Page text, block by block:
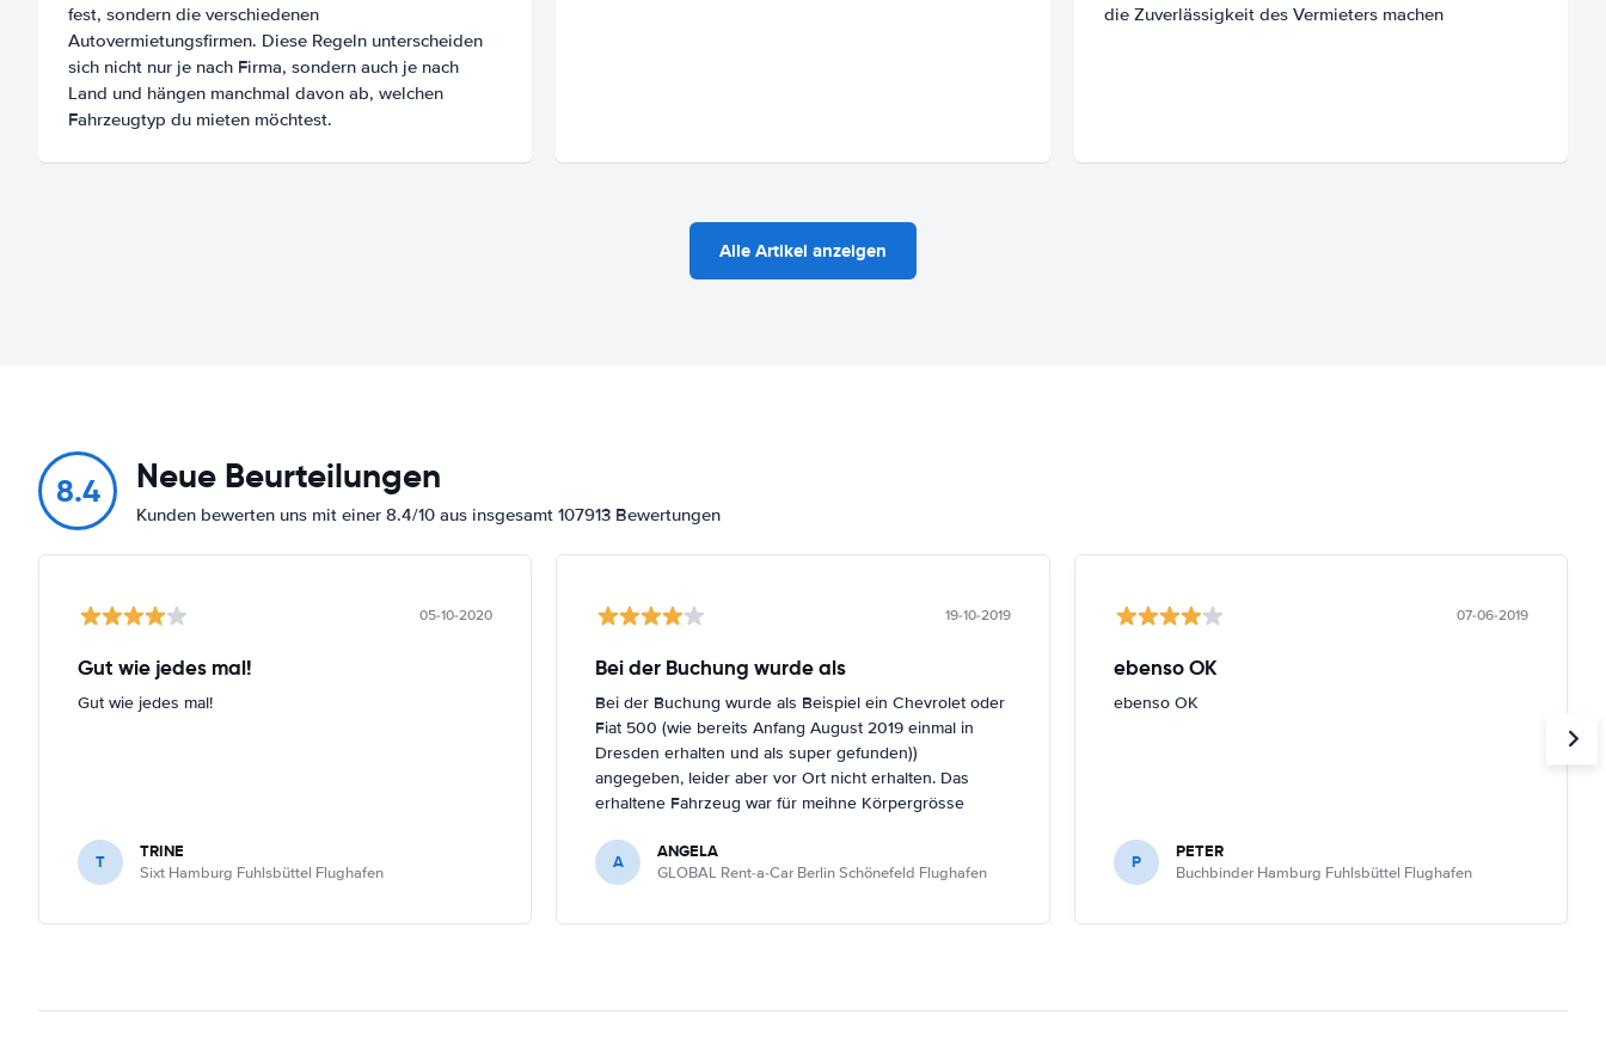
fest, sondern die verschiedenen
Autovermietungsfirmen. Diese Regeln unterscheiden
sich nicht nur je nach Firma, sondern auch je nach
Land und hängen manchmal davon ab, welchen
Fahrzeugtyp du mieten möchtest.
die Zuverlässigkeit des Vermieters machen
Alle Artikel anzeigen
8.4 Neue Beurteilungen
Kunden bewerten uns mit einer 8.4/10 aus insgesamt 107913 Bewertungen
05-10-2020
Gut wie jedes mal!
Gut wie jedes mal!
T TRINE
Sixt Hamburg Fuhlsbüttel Flughafen
19-10-2019
Bei der Buchung wurde als
Bei der Buchung wurde als Beispiel ein Chevrolet oder
Fiat 500 (wie bereits Anfang August 2019 einmal in
Dresden erhalten und als super gefunden))
angegeben, leider aber vor Ort nicht erhalten. Das
erhaltene Fahrzeug war für meihne Körpergrösse
Schönefeld kein anderes Fahrzeug bekommen.
A ANGELA
GLOBAL Rent-a-Car Berlin Schönefeld Flughafen
07-06-2019
ebenso OK
ebenso OK
P PETER
Buchbinder Hamburg Fuhlsbüttel Flughafen